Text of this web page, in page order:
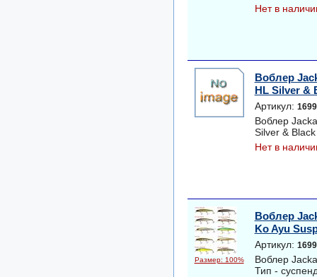
Нет в
Воблер
HL Silver &
Артикул:
Воблер
Silver &
Нет в
Размер: 100%
Воблер
Ko Ayu
Артикул:
Воблер
Тип -